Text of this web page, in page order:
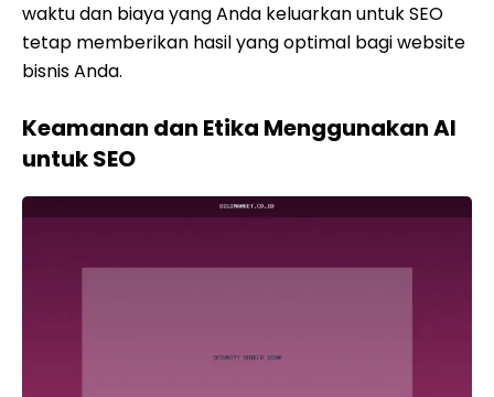
waktu dan biaya yang Anda keluarkan untuk SEO
tetap memberikan hasil yang optimal bagi website
bisnis Anda.
Keamanan dan Etika Menggunakan AI
untuk SEO